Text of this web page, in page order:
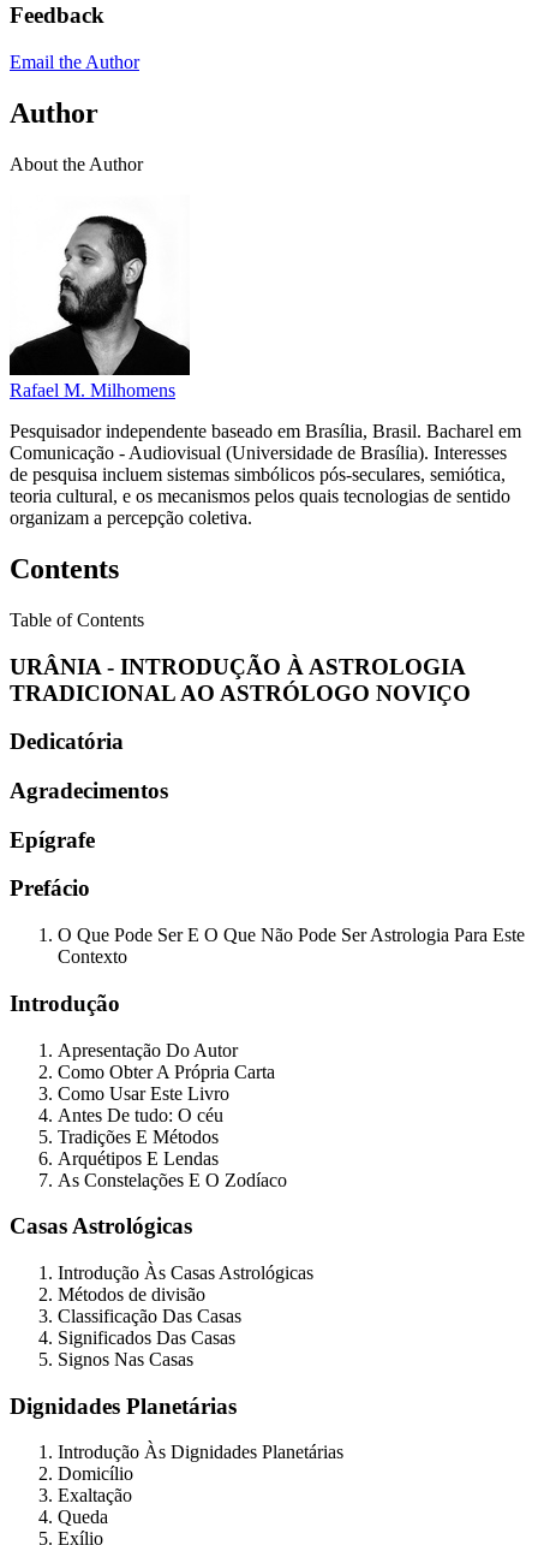
Feedback
Email the Author
Author
About the Author
Rafael M. Milhomens
Pesquisador independente baseado em Brasília, Brasil. Bacharel em
Comunicação - Audiovisual (Universidade de Brasília). Interesses
de pesquisa incluem sistemas simbólicos pós-seculares, semiótica,
teoria cultural, e os mecanismos pelos quais tecnologias de sentido
organizam a percepção coletiva.
Contents
Table of Contents
URÂNIA - INTRODUÇÃO À ASTROLOGIA
TRADICIONAL AO ASTRÓLOGO NOVIÇO
Dedicatória
Agradecimentos
Epígrafe
Prefácio
O Que Pode Ser E O Que Não Pode Ser Astrologia Para Este
Contexto
Introdução
Apresentação Do Autor
Como Obter A Própria Carta
Como Usar Este Livro
Antes De tudo: O céu
Tradições E Métodos
Arquétipos E Lendas
As Constelações E O Zodíaco
Casas Astrológicas
Introdução Às Casas Astrológicas
Métodos de divisão
Classificação Das Casas
Significados Das Casas
Signos Nas Casas
Dignidades Planetárias
Introdução Às Dignidades Planetárias
Domicílio
Exaltação
Queda
Exílio